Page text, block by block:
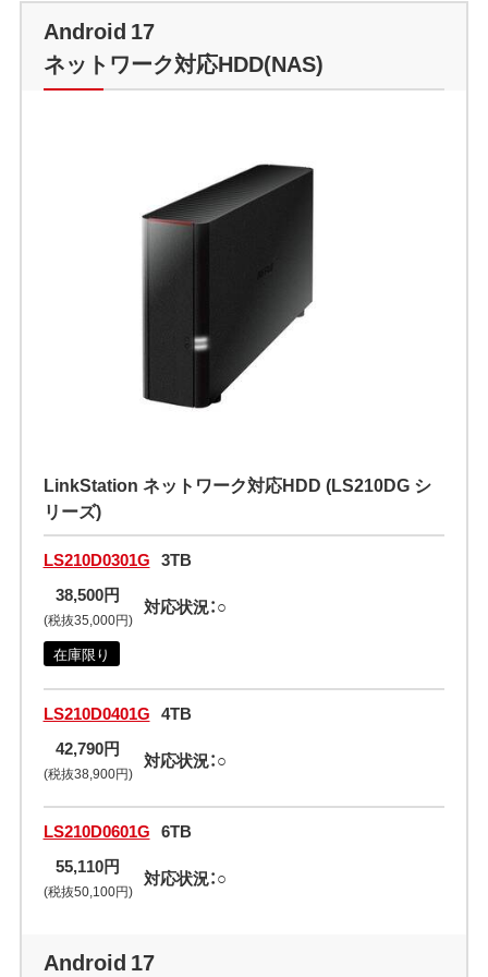
Android 17
ネットワーク対応HDD(NAS)
LinkStation ネットワーク対応HDD (LS210DG シ
リーズ)
LS210D0301G 3TB
38,500円
(税抜35,000円)
対応状況：○
在庫限り
LS210D0401G 4TB
42,790円
(税抜38,900円)
対応状況：○
LS210D0601G 6TB
55,110円
(税抜50,100円)
対応状況：○
Android 17